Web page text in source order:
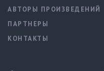
АВТОРЫ ПРОИЗВЕДЕНИЙ
ПАРТНЕРЫ
КОНТАКТЫ